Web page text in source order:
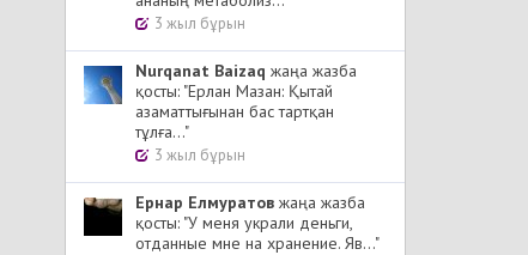
3 жыл бұрын
Nurqanat Baizaq жаңа жазба
қосты: "Ерлан Мазан: Қытай
азаматтығынан бас тартқан
тұлға..."
3 жыл бұрын
Ернар Елмуратов жаңа жазба
қосты: "У меня украли деньги,
отданные мне на хранение. Яв..."